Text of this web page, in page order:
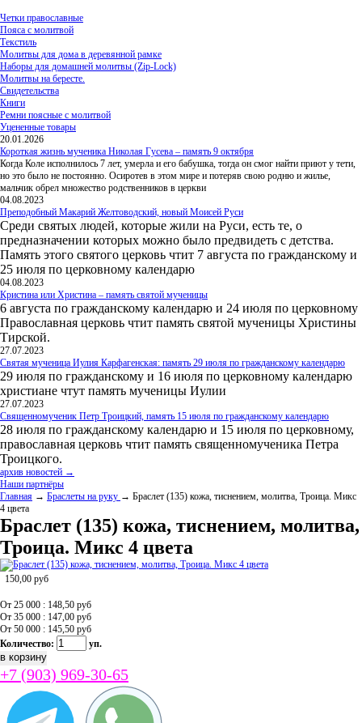
Четки православные
Пояса с молитвой
Текстиль
Молитвы для дома в деревянной рамке
Наборы для домашней молитвы (Zip-Lock)
Молитвы на бересте.
Свидетельства
Книги
Ремни поясные с молитвой
Уцененные товары
20.01.2026
Короткая жизнь мученика Николая Гусева – память 9 октября
Когда Коле исполнилось 7 лет, умерла и его бабушка, тогда он смог найти приют у тети,
но это было не постоянно. Осиротев в этом мире и потеряв свою родню и жилье,
мальчик обрел множество родственников в церкви
04.08.2023
Преподобный Макарий Желтоводский, новый Моисей Руси
Среди святых людей, которые жили на Руси, есть те, о
предназначении которых можно было предвидеть с детства.
Память этого святого церковь чтит 7 августа по гражданскому и
25 июля по церковному календарю
04.08.2023
Кристина или Христина – память святой мученицы
6 августа по гражданскому календарю и 24 июля по церковному
Православная церковь чтит память святой мученицы Христины
Тирской.
27.07.2023
Святая мученица Иулия Карфагенская: память 29 июля по гражданскому календарю
29 июля по гражданскому и 16 июля по церковному календарю
христиане чтут память мученицы Иулии
27.07.2023
Священномученик Петр Троицкий, память 15 июля по гражданскому календарю
28 июля по гражданскому календарю и 15 июля по церковному,
православная церковь чтит память священномученика Петра
Троицкого.
архив новостей →
Наши партнёры
Главная → Браслеты на руку → Браслет (135) кожа, тиснением, молитва, Троица. Микс
4 цвета
Браслет (135) кожа, тиснением, молитва,
Троица. Микс 4 цвета
150,00 руб
От 25 000 : 148,50 руб
От 35 000 : 147,00 руб
От 50 000 : 145,50 руб
Количество:
уп.
+7 (903) 969-30-65